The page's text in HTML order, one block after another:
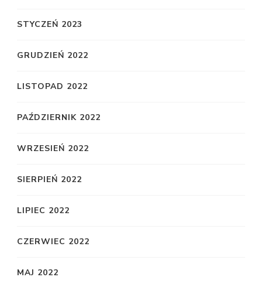
STYCZEŃ 2023
GRUDZIEŃ 2022
LISTOPAD 2022
PAŹDZIERNIK 2022
WRZESIEŃ 2022
SIERPIEŃ 2022
LIPIEC 2022
CZERWIEC 2022
MAJ 2022